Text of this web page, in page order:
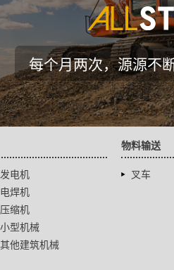
每个月两次，源源不
发电机
电焊机
压缩机
小型机械
其他建筑机械
物料输送
叉车